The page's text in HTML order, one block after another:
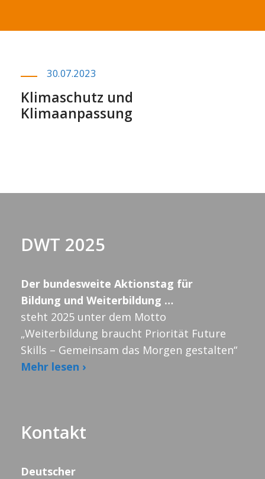
30.07.2023
Klimaschutz und
Klimaanpassung
DWT 2025
Der bundesweite Aktionstag für
Bildung und Weiterbildung …
steht 2025 unter dem Motto
„Weiterbildung braucht Priorität Future
Skills – Gemeinsam das Morgen gestalten“
Mehr lesen ›
Kontakt
Deutscher